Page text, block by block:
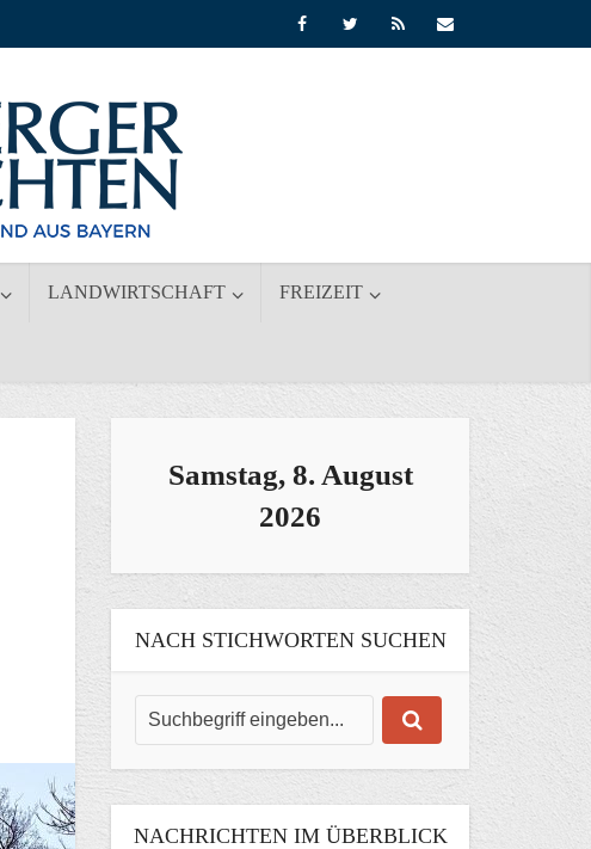
LANDWIRTSCHAFT FREIZEIT
Samstag, 8. August
2026
NACH STICHWORTEN SUCHEN
NACHRICHTEN IM ÜBERBLICK